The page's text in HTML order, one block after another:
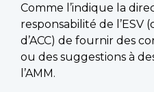
Comme l’indique la
responsabilité de
d’ACC) de fournir des
ou des suggestions à
l’AMM.